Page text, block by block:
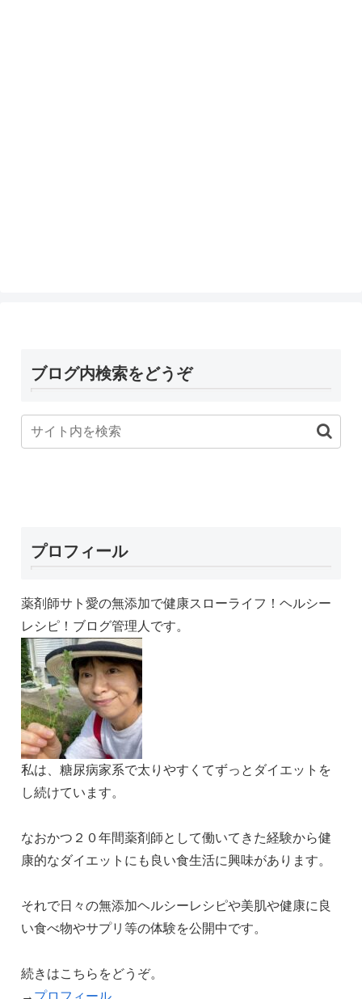
ブログ内検索をどうぞ
プロフィール
薬剤師サト愛の無添加で健康スローライフ！ヘルシー
レシピ！ブログ管理人です。
私は、糖尿病家系で太りやすくてずっとダイエットを
し続けています。
なおかつ２０年間薬剤師として働いてきた経験から健
康的なダイエットにも良い食生活に興味があります。
それで日々の無添加ヘルシーレシピや美肌や健康に良
い食べ物やサプリ等の体験を公開中です。
続きはこちらをどうぞ。